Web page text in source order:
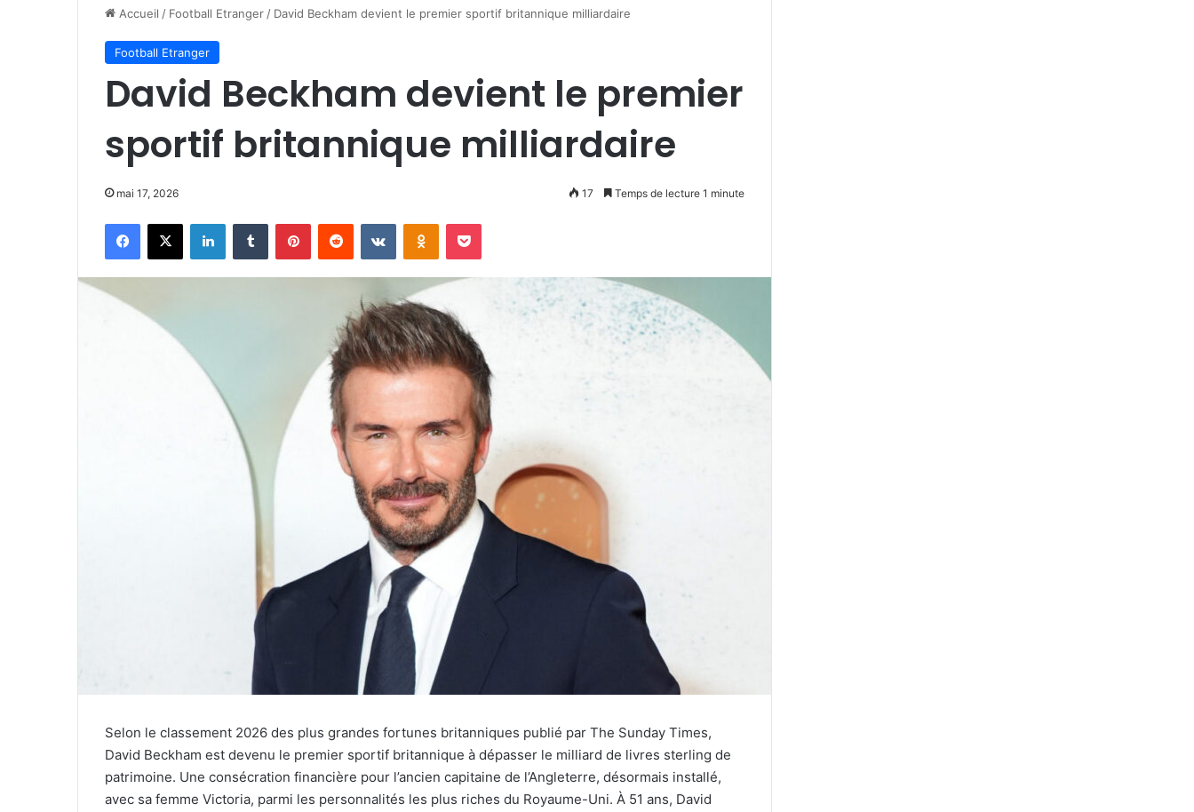
Accueil / Football Etranger / David Beckham devient le premier sportif britannique milliardaire
Football Etranger
David Beckham devient le premier
sportif britannique milliardaire
mai 17, 2026 17 Temps de lecture 1 minute
Facebook
X LinkedinTumblr PinterestReddit VKontakteOdnoklassniki
Pocket
Selon le classement 2026 des plus grandes fortunes britanniques publié par The Sunday Times,
David Beckham est devenu le premier sportif britannique à dépasser le milliard de livres sterling de
patrimoine. Une consécration financière pour l’ancien capitaine de l’Angleterre, désormais installé,
avec sa femme Victoria, parmi les personnalités les plus riches du Royaume-Uni. À 51 ans, David